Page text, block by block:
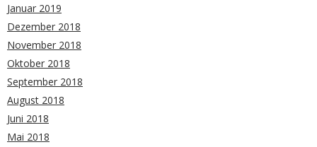
Januar 2019
Dezember 2018
November 2018
Oktober 2018
September 2018
August 2018
Juni 2018
Mai 2018